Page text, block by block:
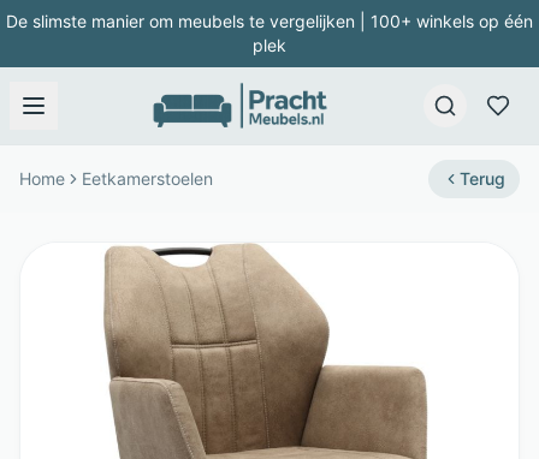
De slimste manier om meubels te vergelijken | 100+ winkels op één
plek
Home Eetkamerstoelen Terug